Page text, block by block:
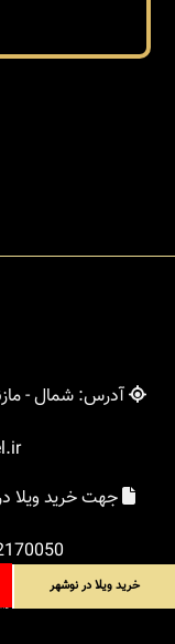
آدرس: شمال -
جهت خرید ویلا
املاک ساحل
خرید ویلا در نوشهر